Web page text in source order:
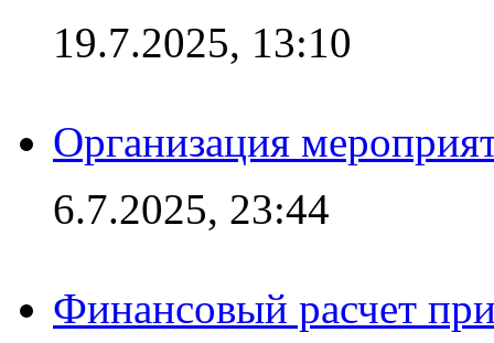
19.7.2025, 13:10
Организация
6.7.2025, 23:44
Финансовый расчет